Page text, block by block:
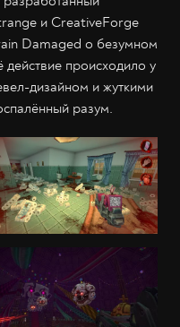
и CreativeForge
Damaged о безумном
действие происходило у
дизайном и жуткими
разум.